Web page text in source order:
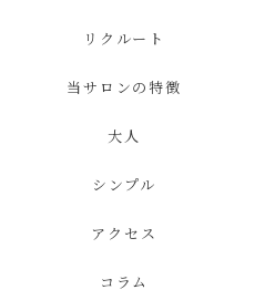
リクルート
当サロンの特徴
大人
シンプル
アクセス
コラム